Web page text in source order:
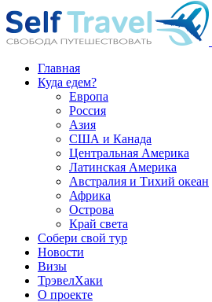
Главная
Куда едем?
Европа
Россия
Азия
США и Канада
Центральная Америка
Латинская Америка
Австралия и Тихий океан
Африка
Острова
Край света
Собери свой тур
Новости
Визы
ТрэвелХаки
О проекте